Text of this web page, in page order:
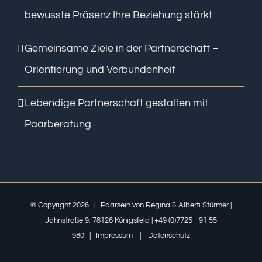
bewusste Präsenz Ihre Beziehung stärkt
Gemeinsame Ziele in der Partnerschaft –
Orientierung und Verbundenheit
Lebendige Partnerschaft gestalten mit
Paarberatung
© Copyright 2026 | Paarsein von Regina & Alberti Stürmer |
Jahnstraße 9, 78126 Königsfeld | +49 (0)7725 - 91 55
980 | Impressum Datenschutz